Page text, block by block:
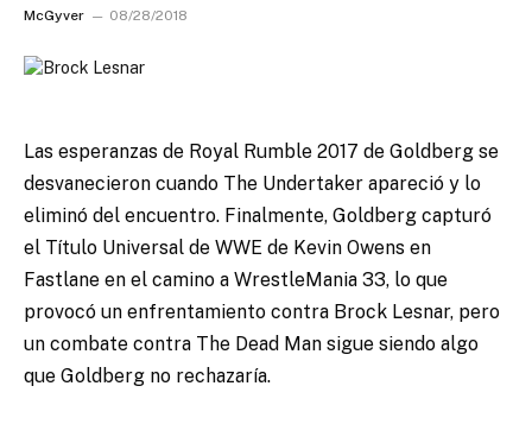
McGyver 08/28/2018
Las esperanzas de Royal Rumble 2017 de Goldberg se
desvanecieron cuando The Undertaker apareció y lo
eliminó del encuentro. Finalmente, Goldberg capturó
el Título Universal de WWE de Kevin Owens en
Fastlane en el camino a WrestleMania 33, lo que
provocó un enfrentamiento contra Brock Lesnar, pero
un combate contra The Dead Man sigue siendo algo
que Goldberg no rechazaría.